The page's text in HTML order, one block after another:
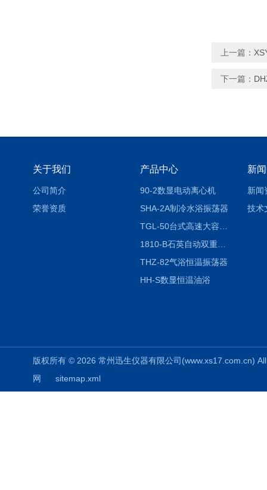
上一篇：
下一篇：
关于我们
公司简介
荣誉资质
产品中心
90-2数显电动离心机
SHA-2A制冷水浴振荡器
1810-B石英自动双重纯水蒸馏水器
THZ-82气浴恒温振荡器
HH-S数显恒温油浴
新
新闻
技术
版权所有 © 2026 常州迅生仪器有限公司
网
sitemap.xml